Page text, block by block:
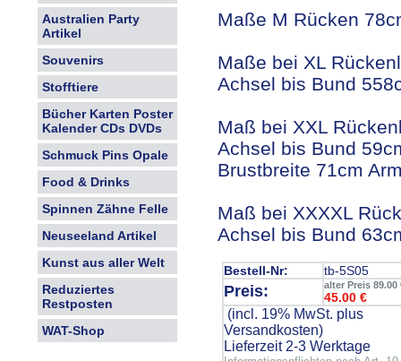
Australien Party
Artikel
Souvenirs
Stofftiere
Bücher Karten Poster
Kalender CDs DVDs
Schmuck Pins Opale
Food & Drinks
Spinnen Zähne Felle
Neuseeland Artikel
Kunst aus aller Welt
Reduziertes
Restposten
WAT-Shop
Maße M Rücken
Maße bei XL
Achsel bis Bund
Maß bei XXL
Achsel bis Bund
Brustbreite 71cm
Maß bei XXXXL
Achsel bis Bund
Bestell-Nr: tb-5S05
Preis: alter Preis 89.00
45.00 €
(incl. 19% MwSt. plus
Versandkosten)
Lieferzeit 2-3 Werktage